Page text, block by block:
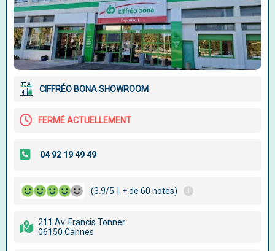
CIFFRÉO BONA SHOWROOM
FERMÉ ACTUELLEMENT
(3.9/5 + de 60 notes)
211 Av. Francis Tonner
06150 Cannes